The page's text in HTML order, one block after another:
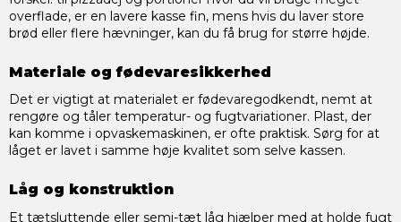
overflade, er en lavere kasse fin, mens hvis du laver store
brød eller flere hævninger, kan du få brug for større højde.
Materiale og fødevaresikkerhed
Det er vigtigt at materialet er fødevaregodkendt, nemt at
rengøre og tåler temperatur- og fugtvariationer. Plast, der
kan komme i opvaskemaskinen, er ofte praktisk. Sørg for at
låget er lavet i samme høje kvalitet som selve kassen.
Låg og konstruktion
Et tætsluttende eller semi-tæt låg hjælper med at holde fugt